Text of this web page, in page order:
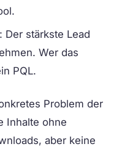
Der stärkste Lead
Wer das
PQL.
Problem der
Inhalte ohne
aber keine